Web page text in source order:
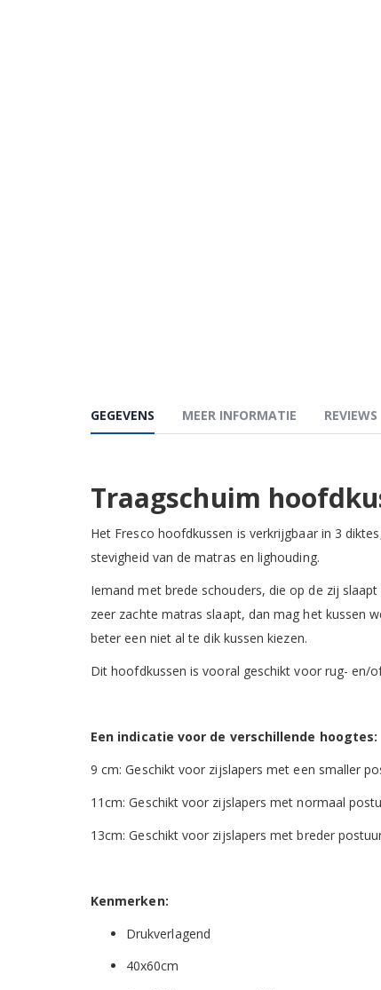
GEGEVENS
Traagschuim
Het Fresco hoofdkussen is verkrijgbaar in 3
stevigheid van de matras en lighouding.
Iemand met brede schouders, die op de zij
zeer zachte matras slaapt, dan mag het kussen
beter een niet al te dik kussen kiezen.
Dit hoofdkussen is vooral geschikt voor rug- en/
Een indicatie voor de verschillende hoogtes:
9 cm: Geschikt voor zijslapers met een smaller
11cm: Geschikt voor zijslapers met normaal
13cm: Geschikt voor zijslapers met breder
Kenmerken:
Drukverlagend
40x60cm
MEER INFORMATIE REVIEWS